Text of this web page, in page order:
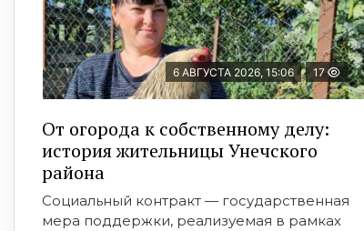
6 АВГУСТА 2026, 15:06 17
От огорода к собственному делу:
история жительницы Унечского
района
Социальный контракт — государственная
мера поддержки, реализуемая в рамках